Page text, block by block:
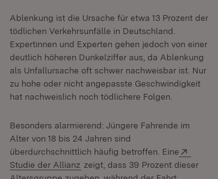
Ablenkung ist die Ursache für etwa 13 Prozent der
tödlichen Verkehrsunfälle in Deutschland.
Expertinnen und Experten gehen jedoch von einer
deutlich höheren Dunkelziffer aus, da Ablenkung
als Unfallursache oft schwer nachweisbar ist. Nur
zu hohe oder nicht angepasste Geschwindigkeit
hat nachweislich noch tödlichere Folgen.
Besonders alarmierend: Jüngere Fahrende im
Alter von 18 bis 24 Jahren sind
überdurchschnittlich häufig betroffen. Eine
Studie der Allianz (Öffnet in neuem Fenster)
zeigt, dass 39 Prozent dieser